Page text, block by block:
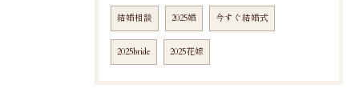
結婚相談 2025婚 今すぐ結婚式
2025bride 2025花嫁